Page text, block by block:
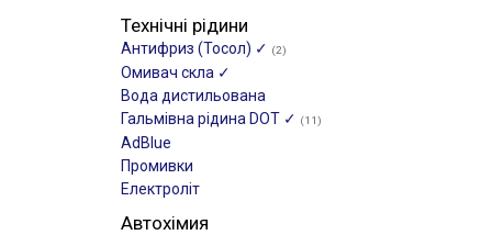
Технічні рідини
Антифриз (Тосол) ✓ (2)
Омивач скла ✓
Вода дистильована
Гальмівна рідина DOT ✓ (11)
AdBlue
Промивки
Електроліт
Автохімия